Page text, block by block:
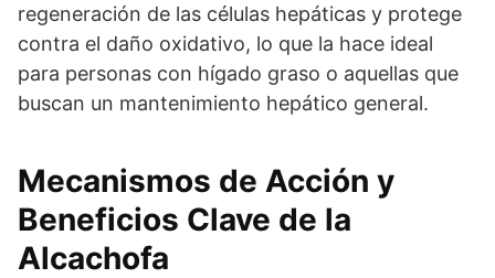
regeneración de las células hepáticas y protege
contra el daño oxidativo, lo que la hace ideal
para personas con hígado graso o aquellas que
buscan un mantenimiento hepático general.
Mecanismos de Acción y
Beneficios Clave de la
Alcachofa